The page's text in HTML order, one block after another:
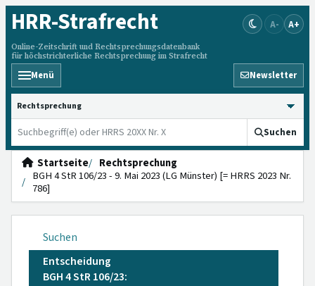
HRR-Strafrecht
Online-Zeitschrift und Rechtsprechungsdatenbank
für höchstrichterliche Rechtsprechung im Strafrecht
A- A+
Menü Newsletter
HRRS durchsuchen
Suchen
Startseite
Rechtsprechung
BGH 4 StR 106/23 - 9. Mai 2023 (LG Münster) [= HRRS 2023 Nr.
786]
Suchen
Entscheidung
BGH 4 StR 106/23: